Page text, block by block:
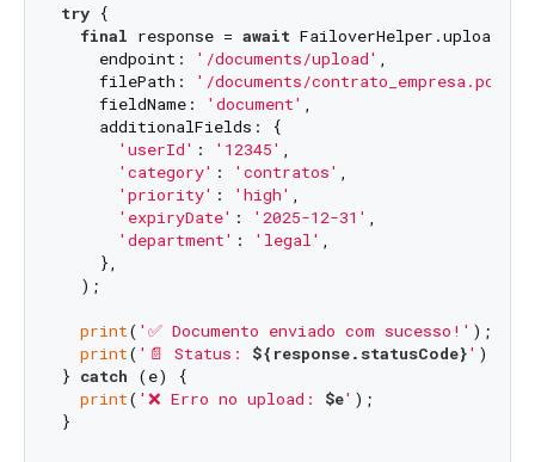
try {
final response = await
    endpoint:
'/documents/upload'
    filePath:
'/documents/contrato_empresa.pdf'
    fieldName:
'document'
    additionalFields: {
'userId' : '12345'
'category' : 'contratos'
'priority' : 'high'
'expiryDate' : '2025-12-31'
'department' : 'legal'
    },
  );
print( '✅ Documento enviado com sucesso!' );
print( '📄 Status: ${response.statusCode}' );
} catch (e) {
print( '❌ Erro no upload: $e' );